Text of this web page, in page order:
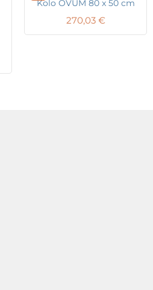
Kolo OVUM 80 x 50 cm
270,03 €